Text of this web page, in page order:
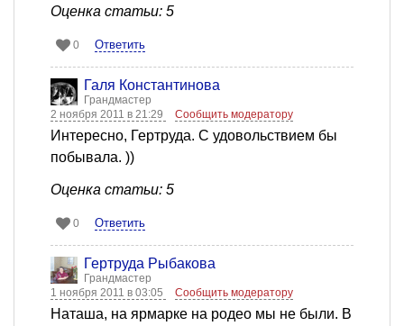
Оценка статьи: 5
0 Ответить
Галя Константинова
Грандмастер
2 ноября 2011 в 21:29
Сообщить модератору
Интересно, Гертруда. С удовольствием бы
побывала. ))
Оценка статьи: 5
0 Ответить
Гертруда Рыбакова
Грандмастер
1 ноября 2011 в 03:05
Сообщить модератору
Наташа, на ярмарке на родео мы не были. В